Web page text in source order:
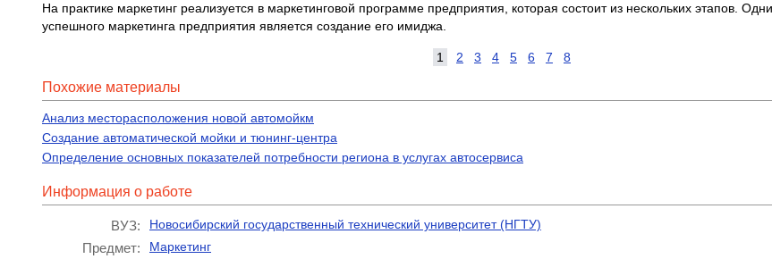
На практике маркетинг реализуется в маркетинговой программе предприятия, которая состоит из нескольких этапов.
успешного маркетинга предприятия является создание его имиджа.
1 2 3 4 5 6 7 8
Похожие материалы
Анализ месторасположения новой автомойкм
Создание автоматической мойки и тюнинг-центра
Определение основных показателей потребности региона в услугах автосервиса
Информация о работе
ВУЗ: Новосибирский государственный технический университет (НГТУ)
Предмет: Маркетинг